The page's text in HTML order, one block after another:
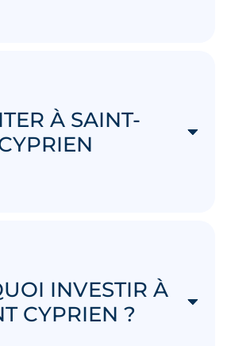
À SAINT-
INVESTIR À
CYPRIEN ?